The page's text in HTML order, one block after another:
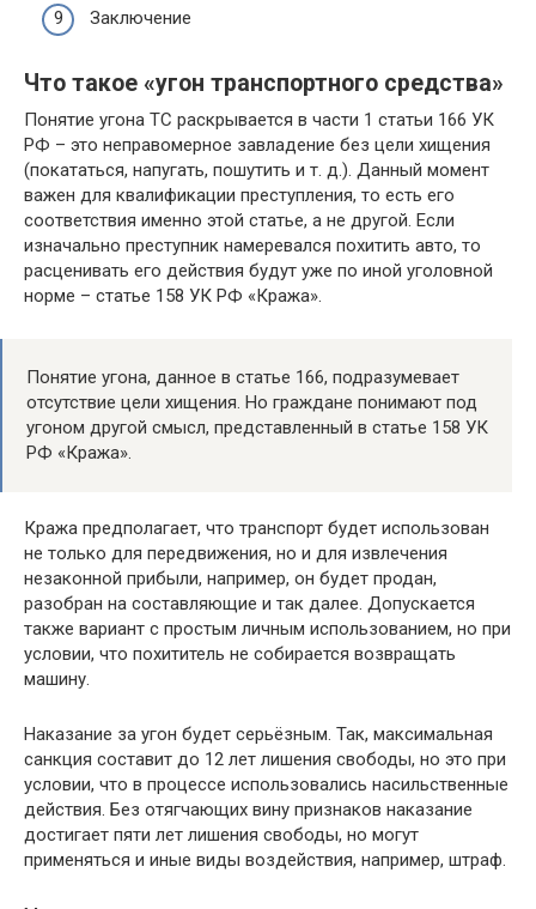
Заключение
Что такое «угон транспортного средства»
Понятие угона ТС раскрывается в части 1 статьи 166 УК
РФ – это неправомерное завладение без цели хищения
(покататься, напугать, пошутить и т. д.). Данный момент
важен для квалификации преступления, то есть его
соответствия именно этой статье, а не другой. Если
изначально преступник намеревался похитить авто, то
расценивать его действия будут уже по иной уголовной
норме – статье 158 УК РФ «Кража».
Понятие угона, данное в статье 166, подразумевает
отсутствие цели хищения. Но граждане понимают под
угоном другой смысл, представленный в статье 158 УК
РФ «Кража».
Кража предполагает, что транспорт будет использован
не только для передвижения, но и для извлечения
незаконной прибыли, например, он будет продан,
разобран на составляющие и так далее. Допускается
также вариант с простым личным использованием, но при
условии, что похититель не собирается возвращать
машину.
Наказание за угон будет серьёзным. Так, максимальная
санкция составит до 12 лет лишения свободы, но это при
условии, что в процессе использовались насильственные
действия. Без отягчающих вину признаков наказание
достигает пяти лет лишения свободы, но могут
применяться и иные виды воздействия, например, штраф.